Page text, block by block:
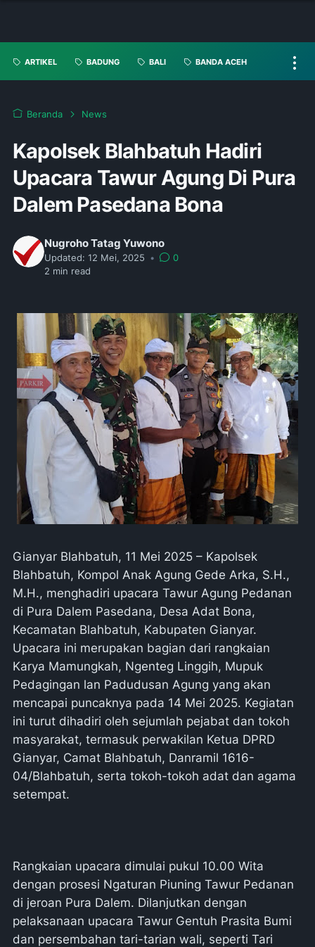
ARTIKEL BADUNG BALI BANDA ACEH
Beranda News
Kapolsek Blahbatuh Hadiri
Upacara Tawur Agung Di Pura
Dalem Pasedana Bona
Nugroho Tatag Yuwono
Updated: 12 Mei, 2025 •
0
2 min read
Gianyar Blahbatuh, 11 Mei 2025 – Kapolsek
Blahbatuh, Kompol Anak Agung Gede Arka, S.H.,
M.H., menghadiri upacara Tawur Agung Pedanan
di Pura Dalem Pasedana, Desa Adat Bona,
Kecamatan Blahbatuh, Kabupaten Gianyar.
Upacara ini merupakan bagian dari rangkaian
Karya Mamungkah, Ngenteg Linggih, Mupuk
Pedagingan lan Padudusan Agung yang akan
mencapai puncaknya pada 14 Mei 2025. Kegiatan
ini turut dihadiri oleh sejumlah pejabat dan tokoh
masyarakat, termasuk perwakilan Ketua DPRD
Gianyar, Camat Blahbatuh, Danramil 1616-
04/Blahbatuh, serta tokoh-tokoh adat dan agama
setempat.
Rangkaian upacara dimulai pukul 10.00 Wita
dengan prosesi Ngaturan Piuning Tawur Pedanan
di jeroan Pura Dalem. Dilanjutkan dengan
pelaksanaan upacara Tawur Gentuh Prasita Bumi
dan persembahan tari-tarian wali, seperti Tari